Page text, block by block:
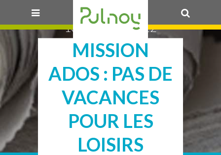
10 FÉVRIER 2022
MISSION
ADOS : PAS DE
VACANCES
POUR LES
LOISIRS